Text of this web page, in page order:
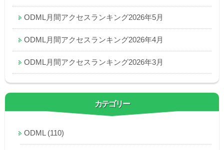
ODML月間アクセスランキング2026年5月
ODML月間アクセスランキング2026年4月
ODML月間アクセスランキング2026年3月
カテゴリー
ODML (110)